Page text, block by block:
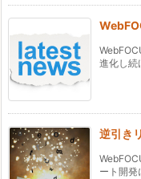
進化し続
逆引き
ート開発